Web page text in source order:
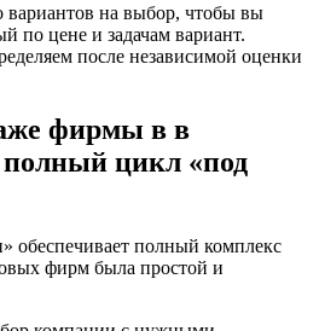
вариантов на выбор, чтобы вы
по цене и задачам вариант.
после независимой оценки
фирмы в в
цикл «под
обеспечивает полный комплекс
фирм была простой и